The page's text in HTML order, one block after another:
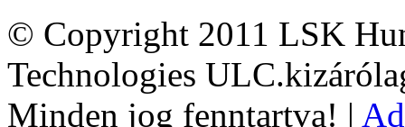
© Copyright 2011 LSK
Technologies
Minden jog fenntartva! |